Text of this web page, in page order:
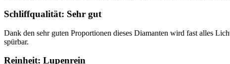
Schliffqualität: Sehr gut
Dank den sehr guten Proportionen dieses Diamanten wird fast alles
spürbar.
Reinheit: Lupenrein